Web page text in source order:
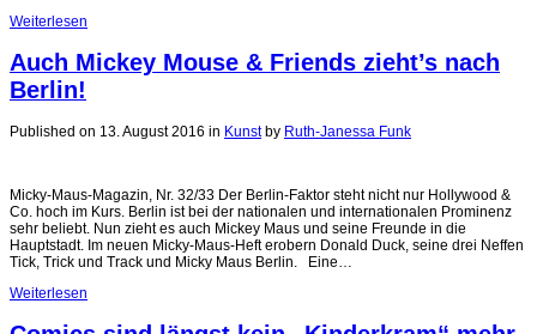
Weiterlesen
Auch Mickey Mouse & Friends zieht’s nach
Berlin!
Published on 13. August 2016 in Kunst by Ruth-Janessa Funk
Micky-Maus-Magazin, Nr. 32/33 Der Berlin-Faktor steht nicht nur Hollywood &
Co. hoch im Kurs. Berlin ist bei der nationalen und internationalen Prominenz
sehr beliebt. Nun zieht es auch Mickey Maus und seine Freunde in die
Hauptstadt. Im neuen Micky-Maus-Heft erobern Donald Duck, seine drei Neffen
Tick, Trick und Track und Micky Maus Berlin. Eine…
Weiterlesen